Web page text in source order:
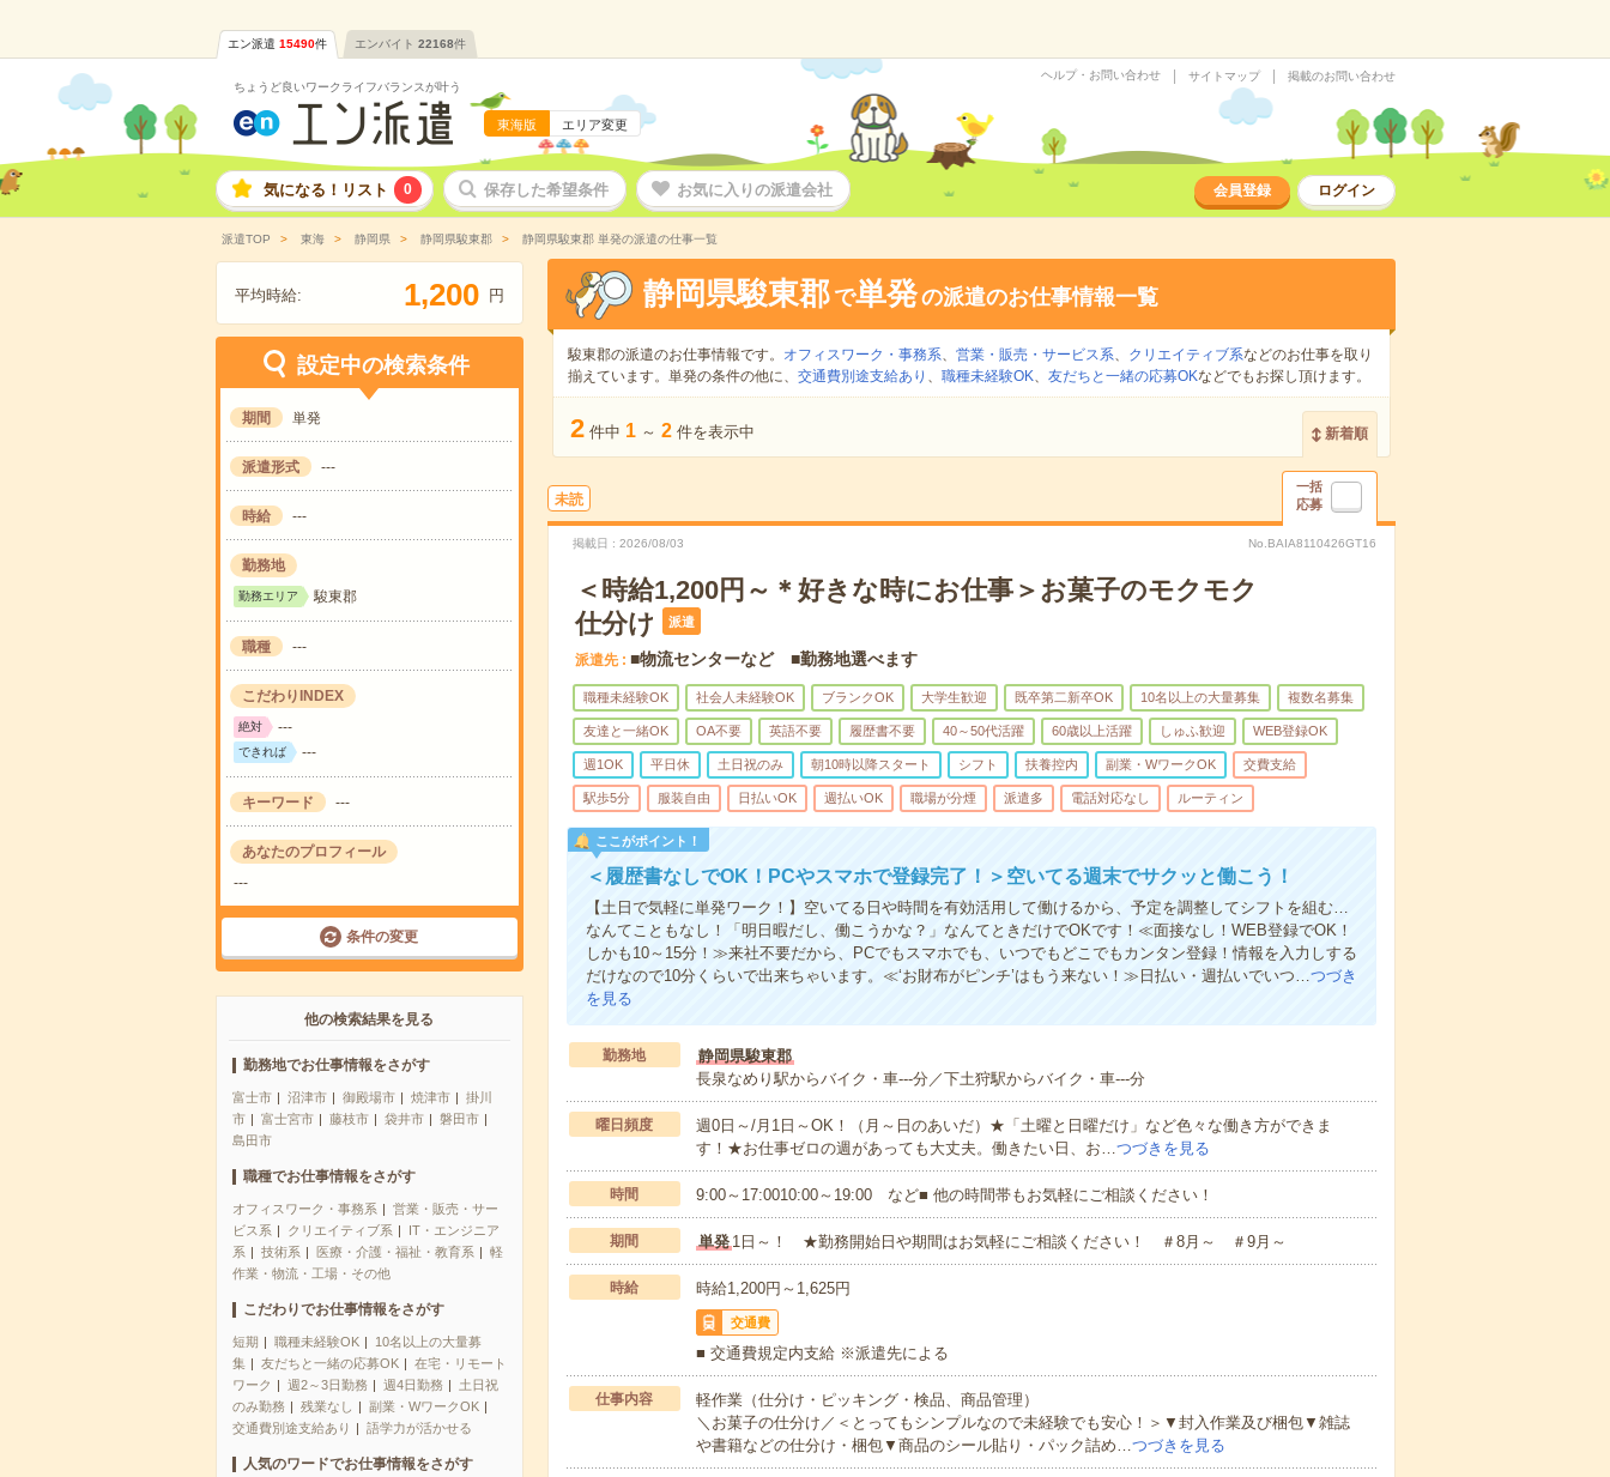
エン派遣 15490件 エンバイト 22168件
ちょうど良いワークライフバランスが叶う
東海版 エリア変更
ヘルプ・お問い合わせ サイトマップ 掲載のお問い合わせ
気になる！リスト 0 保存した希望条件 お気に入りの派遣会社 会員登録 ログイン
派遣TOP 東海 静岡県 静岡県駿東郡 静岡県駿東郡 単発の派遣の仕事一覧
平均時給: 1,200 円
設定中の検索条件
期間 単発
派遣形式 ---
時給 ---
勤務地
勤務エリア 駿東郡
職種 ---
こだわりINDEX
絶対 ---
できれば ---
キーワード ---
あなたのプロフィール
---
条件の変更
他の検索結果を見る
勤務地でお仕事情報をさがす
富士市 沼津市 御殿場市 焼津市
掛川
市
富士宮市 藤枝市 袋井市
磐田市
島田市
職種でお仕事情報をさがす
オフィスワーク・事務系
営業・販売・サー
ビス系
クリエイティブ系
IT・エンジニア
系
技術系 医療・介護・福祉・教育系
軽
作業・物流・工場・その他
こだわりでお仕事情報をさがす
短期 職種未経験OK
10名以上の大量募
集
友だちと一緒の応募OK
在宅・リモート
ワーク
週2～3日勤務 週4日勤務
土日祝
のみ勤務
残業なし
副業・WワークOK
交通費別途支給あり
語学力が活かせる
人気のワードでお仕事情報をさがす
静岡県駿東郡 で単発の派遣のお仕事情報一覧
駿東郡の派遣のお仕事情報です。 オフィスワーク・事務系、 営業・販売・サービス系、 クリエイティブ系などのお仕事を取り
揃えています。単発の条件の他に、 交通費別途支給あり 、 職種未経験OK、 友だちと一緒の応募OKなどでもお探し頂けます。
2 件中 1 ～ 2 件を表示中 新着順
未読
一括
応募
掲載日 2026/08/03 No.BAIA8110426GT16
＜時給1,200円～＊好きな時にお仕事＞お菓子のモクモク
仕分け
派遣
派遣先 ■物流センターなど ■勤務地選べます
職種未経験OK 社会人未経験OK ブランクOK 大学生歓迎 既卒第二新卒OK 10名以上の大量募集 複数名募集
友達と一緒OK OA不要 英語不要 履歴書不要 40～50代活躍 60歳以上活躍 しゅふ歓迎 WEB登録OK
週1OK 平日休 土日祝のみ 朝10時以降スタート シフト 扶養控内 副業・WワークOK 交費支給
駅歩5分 服装自由 日払いOK 週払いOK 職場が分煙 派遣多 電話対応なし ルーティン
ここがポイント！
＜履歴書なしでOK！PCやスマホで登録完了！＞空いてる週末でサクッと働こう！
【土日で気軽に単発ワーク！】空いてる日や時間を有効活用して働けるから、予定を調整してシフトを組む…
なんてこともなし！「明日暇だし、働こうかな？」なんてときだけでOKです！≪面接なし！WEB登録でOK！
しかも10～15分！≫来社不要だから、PCでもスマホでも、いつでもどこでもカンタン登録！情報を入力しする
だけなので10分くらいで出来ちゃいます。≪‘お財布がピンチ’はもう来ない！≫日払い・週払いでいつ…つづき
を見る
勤務地
静岡県駿東郡
長泉なめり駅からバイク・車---分／下土狩駅からバイク・車---分
曜日頻度
週0日～/月1日～OK！（月～日のあいだ）★「土曜と日曜だけ」など色々な働き方ができま
す！★お仕事ゼロの週があっても大丈夫。働きたい日、お…つづきを見る
時間 9:00～17:0010:00～19:00 など■ 他の時間帯もお気軽にご相談ください！
期間 単発1日～！ ★勤務開始日や期間はお気軽にご相談ください！ ＃8月～ ＃9月～
時給 時給1,200円～1,625円
交通費
■ 交通費規定内支給 ※派遣先による
仕事内容
軽作業（仕分け・ピッキング・検品、商品管理）
＼お菓子の仕分け／＜とってもシンプルなので未経験でも安心！＞▼封入作業及び梱包▼雑誌
や書籍などの仕分け・梱包▼商品のシール貼り・パック詰め…つづきを見る